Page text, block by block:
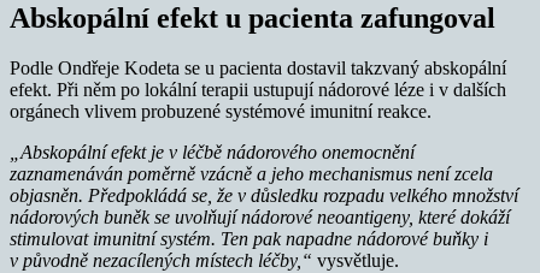
Abskopální efekt u pacienta zafungoval
Podle Ondřeje Kodeta se u pacienta dostavil takzvaný abskopální
efekt. Při něm po lokální terapii ustupují nádorové léze i v dalších
orgánech vlivem probuzené systémové imunitní reakce.
„Abskopální efekt je v léčbě nádorového onemocnění
zaznamenáván poměrně vzácně a jeho mechanismus není zcela
objasněn. Předpokládá se, že v důsledku rozpadu velkého množství
nádorových buněk se uvolňují nádorové neoantigeny, které dokáží
stimulovat imunitní systém. Ten pak napadne nádorové buňky i
v původně nezacílených místech léčby,“ vysvětluje.